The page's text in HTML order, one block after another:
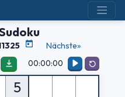
Nächste»
00:00:00
5